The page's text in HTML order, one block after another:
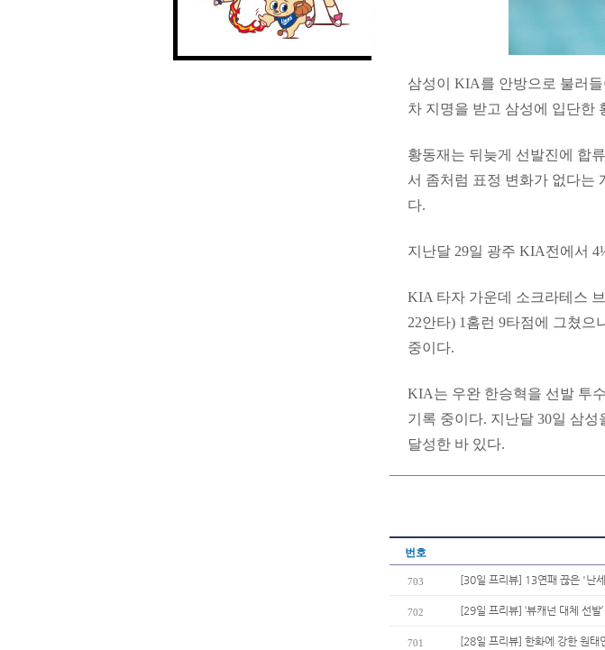
삼성이 KIA를 안방으로 불러
차 지명을 받고 삼성에 입단한
황동재는 뒤늦게 선발진에 합
서 좀처럼 표정 변화가 없다는
다.
지난달 29일 광주 KIA전에서
KIA 타자 가운데 소크라테스
22안타) 1홈런 9타점에 그쳤으
중이다.
KIA는 우완 한승혁을 선발 투
기록 중이다. 지난달 30일 삼
달성한 바 있다.
번호
703 [30일 프리뷰] 13연패 끊은 '난
702 [29일 프리뷰] ‘뷰캐넌 대체 선
701 [28일 프리뷰] 한화에 강한 원태